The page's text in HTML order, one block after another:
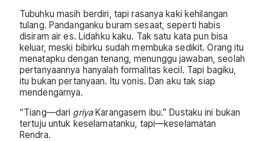
Tubuhku masih berdiri, tapi rasanya kaki kehilangan
tulang. Pandanganku buram sesaat, seperti habis
disiram air es. Lidahku kaku. Tak satu kata pun bisa
keluar, meski bibirku sudah membuka sedikit. Orang itu
menatapku dengan tenang, menunggu jawaban, seolah
pertanyaannya hanyalah formalitas kecil. Tapi bagiku,
itu bukan pertanyaan. Itu vonis. Dan aku tak siap
mendengarnya.
“Tiang—dari griyaKarangasem ibu.” Dustaku ini bukan
tertuju untuk keselamatanku, tapi—keselamatan
Rendra.